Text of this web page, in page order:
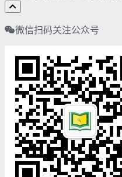
微信扫码关注公众号